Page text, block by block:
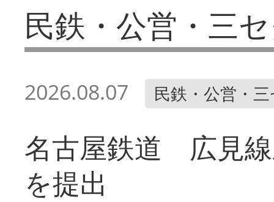
民鉄・公営・三
2026.08.07 民鉄・公営・
名古屋鉄道 広見
を提出